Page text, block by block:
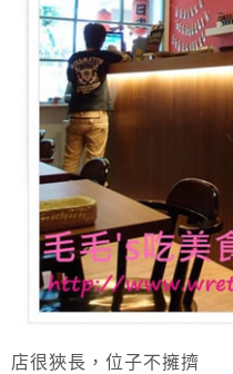
店很狹長，位子不擁擠